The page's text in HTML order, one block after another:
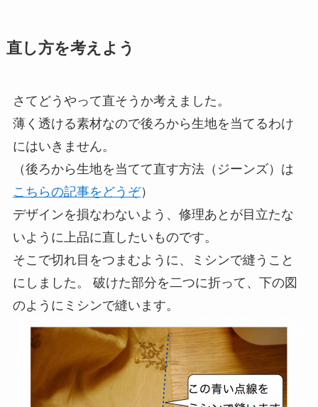
直し方を考えよう
さてどうやって直そうか考えました。
薄く透ける素材なので後ろから生地を当てるわけ
にはいきません。
（後ろから生地を当てて直す方法（ジーンズ）は
こちらの記事をどうぞ）
デザインを損なわないよう、修理あとが目立たな
いように上品に直したいものです。
そこで切れ目をつまむように、ミシンで縫うこと
にしました。 破けた部分を二つに折って、下の図
のようにミシンで縫います。